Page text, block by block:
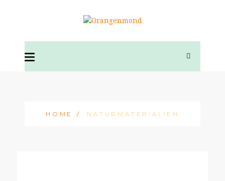
HOME NATURMATERIALIEN